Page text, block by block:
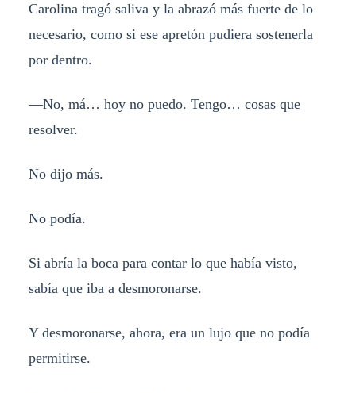
Carolina tragó saliva y la abrazó más fuerte de lo
necesario, como si ese apretón pudiera sostenerla
por dentro.
—No, má… hoy no puedo. Tengo… cosas que
resolver.
No dijo más.
No podía.
Si abría la boca para contar lo que había visto,
sabía que iba a desmoronarse.
Y desmoronarse, ahora, era un lujo que no podía
permitirse.